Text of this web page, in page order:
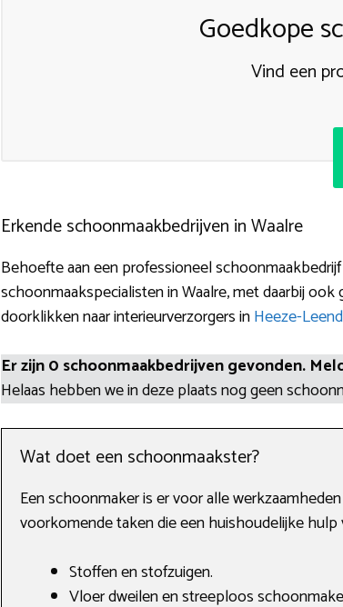
Goedkope
Vind een
Erkende schoonmaakbedrijven in Waalre
Behoefte aan een professioneel
schoonmaakspecialisten in Waalre, met daarbij
doorklikken naar interieurverzorgers inHeeze-
Er zijn 0 schoonmaakbedrijven gevonden.
Helaas hebben we in deze plaats nog geen
Wat doet een schoonmaakster?
Een schoonmaker is er voor alle
voorkomende taken die een huishoudelijke hulp
Stoffen en stofzuigen.
Vloer dweilen en streeploos